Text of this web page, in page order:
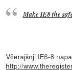
Make IE8 the
Včerajšnji IE6-8
http://